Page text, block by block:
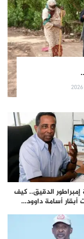
إمبراطور الدقيق.. كيف
أبقار أسامة داوود…